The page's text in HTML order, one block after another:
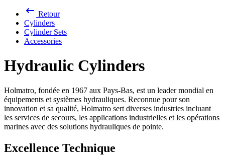
Retour
Cylinders
Cylinder Sets
Accessories
Hydraulic Cylinders
Holmatro, fondée en 1967 aux Pays-Bas, est un leader mondial en
équipements et systèmes hydrauliques. Reconnue pour son
innovation et sa qualité, Holmatro sert diverses industries incluant
les services de secours, les applications industrielles et les opérations
marines avec des solutions hydrauliques de pointe.
Excellence Technique